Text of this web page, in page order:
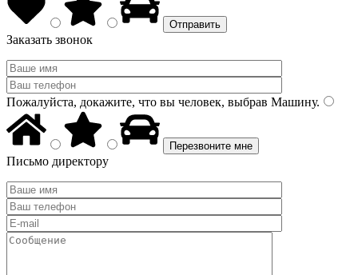
Заказать звонок
Пожалуйста, докажите, что вы человек, выбрав Машину.
Письмо директору